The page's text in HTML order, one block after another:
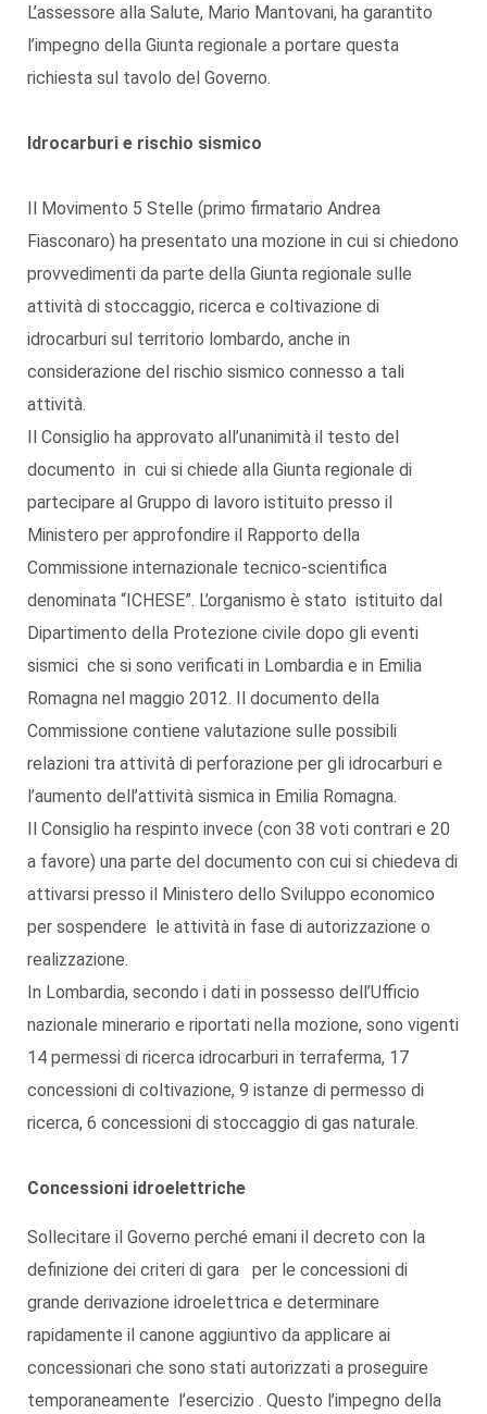
L’assessore alla Salute, Mario Mantovani, ha garantito
l’impegno della Giunta regionale a portare questa
richiesta sul tavolo del Governo.
Idrocarburi e rischio sismico
Il Movimento 5 Stelle (primo firmatario Andrea
Fiasconaro) ha presentato una mozione in cui si chiedono
provvedimenti da parte della Giunta regionale sulle
attività di stoccaggio, ricerca e coltivazione di
idrocarburi sul territorio lombardo, anche in
considerazione del rischio sismico connesso a tali
attività.
Il Consiglio ha approvato all’unanimità il testo del
documento in cui si chiede alla Giunta regionale di
partecipare al Gruppo di lavoro istituito presso il
Ministero per approfondire il Rapporto della
Commissione internazionale tecnico-scientifica
denominata “ICHESE”. L’organismo è stato istituito dal
Dipartimento della Protezione civile dopo gli eventi
sismici che si sono verificati in Lombardia e in Emilia
Romagna nel maggio 2012. Il documento della
Commissione contiene valutazione sulle possibili
relazioni tra attività di perforazione per gli idrocarburi e
l’aumento dell’attività sismica in Emilia Romagna.
Il Consiglio ha respinto invece (con 38 voti contrari e 20
a favore) una parte del documento con cui si chiedeva di
attivarsi presso il Ministero dello Sviluppo economico
per sospendere le attività in fase di autorizzazione o
realizzazione.
In Lombardia, secondo i dati in possesso dell’Ufficio
nazionale minerario e riportati nella mozione, sono vigenti
14 permessi di ricerca idrocarburi in terraferma, 17
concessioni di coltivazione, 9 istanze di permesso di
ricerca, 6 concessioni di stoccaggio di gas naturale.
Concessioni idroelettriche
Sollecitare il Governo perché emani il decreto con la
definizione dei criteri di gara per le concessioni di
grande derivazione idroelettrica e determinare
rapidamente il canone aggiuntivo da applicare ai
concessionari che sono stati autorizzati a proseguire
temporaneamente l’esercizio . Questo l’impegno della